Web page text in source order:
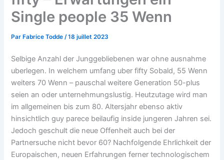
b
o
o
k
-
f
t
e
r
u
b
Single people 35 Wenn
Par Fabrice Todde/18 juillet 2023
Selbige Anzahl der Junggebliebenen war ohne ausnahme
uberlegen. In welchem umfang uber fifty Sobald, 55 Wenn
weiters 70 Wenn – pauschal weitere Generation 50-plus
seien an oder unternehmungslustig. Heutzutage wird man
im allgemeinen bis zum 80. Altersjahr ebenso aktiv
hinsichtlich guy parece beilaufig inside jungeren Jahren sei.
Jedoch geschult die neue Offenheit auch bei der
Partnersuche nicht bevor 60? Nachfolgende Ehrlichkeit der
Europaischen, neuen Erfahrungen ferner technologischem